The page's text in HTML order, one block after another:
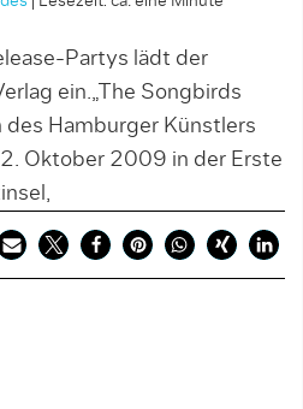
Partys lädt der
ein.„The Songbirds
Hamburger Künstlers
Oktober 2009 in der Erste